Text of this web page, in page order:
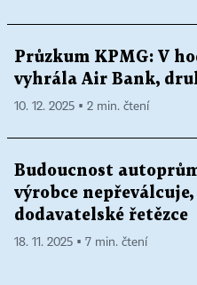
Průzkum KPMG: V
vyhrála Air Bank,
10. 12. 2025 ▪ 2 min. čtení
Budoucnost
výrobce
dodavatelské řetězce
18. 11. 2025 ▪ 7 min. čtení